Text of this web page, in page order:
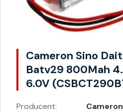
Cameron Sino
Batv29 800Mah
6.0V
Producent: